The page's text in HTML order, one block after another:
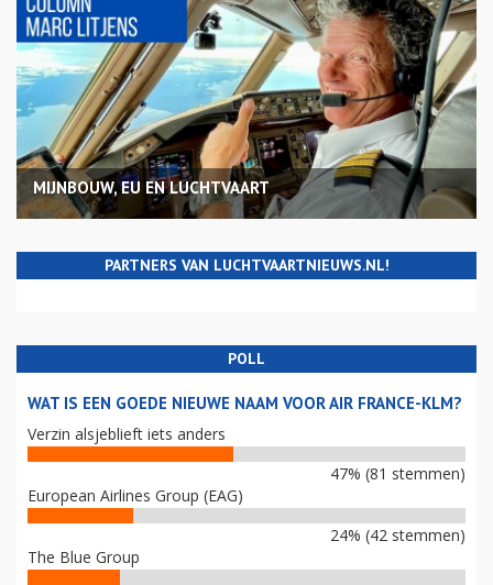
MIJNBOUW, EU EN LUCHTVAART
PARTNERS VAN LUCHTVAARTNIEUWS.NL!
POLL
WAT IS EEN GOEDE NIEUWE NAAM VOOR AIR FRANCE-KLM?
Verzin alsjeblieft iets anders
47% (81 stemmen)
European Airlines Group (EAG)
24% (42 stemmen)
The Blue Group